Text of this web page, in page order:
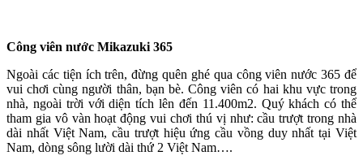
Công viên nước Mikazuki 365
Ngoài các tiện ích trên, đừng quên ghé qua công viên nước 365 để
vui chơi cùng người thân, bạn bè. Công viên có hai khu vực trong
nhà, ngoài trời với diện tích lên đến 11.400m2. Quý khách có thể
tham gia vô vàn hoạt động vui chơi thú vị như: cầu trượt trong nhà
dài nhất Việt Nam, cầu trượt hiệu ứng cầu vồng duy nhất tại Việt
Nam, dòng sông lười dài thứ 2 Việt Nam….